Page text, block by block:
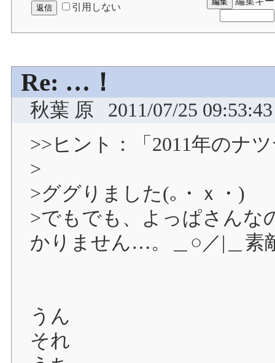
引用しない
Re: …！
秋葉 原
2011/07/25 09:53:43
>>ヒント：「2011年のナ
>
>ググりました(｡・ｘ・)ゞ
>でもでも、よっぱさんな
かりません…。＿○／|＿素
うん
それ